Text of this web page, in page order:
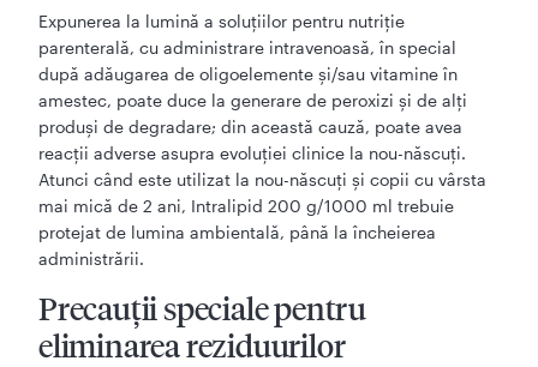
Expunerea la lumină a soluțiilor pentru nutriție
parenterală, cu administrare intravenoasă, în special
după adăugarea de oligoelemente și/sau vitamine în
amestec, poate duce la generare de peroxizi și de alți
produși de degradare; din această cauză, poate avea
reacții adverse asupra evoluției clinice la nou-născuți.
Atunci când este utilizat la nou-născuți și copii cu vârsta
mai mică de 2 ani, Intralipid 200 g/1000 ml trebuie
protejat de lumina ambientală, până la încheierea
administrării.
Precauţii speciale pentru
eliminarea reziduurilor